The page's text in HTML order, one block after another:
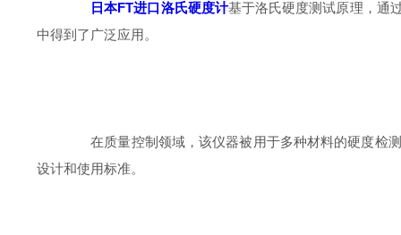
日本FT进口洛氏硬度计基于洛氏硬度测试原理，通
中得到了广泛应用。
在质量控制领域，该仪器被用于多种材料的硬度检测
设计和使用标准。